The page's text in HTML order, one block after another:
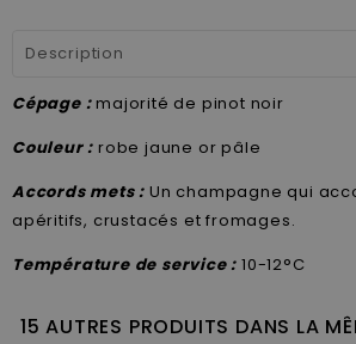
Description
Cépage :majorité de pinot noir
Couleur : robe jaune or pâle
Accords mets : Un champagne qui
apéritifs, crustacés et fromages.
Température de service : 10-12°C
15 AUTRES PRODUITS DANS LA